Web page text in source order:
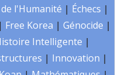
l'Humanité | Échecs |
| Free Korea | Génocide |
Intelligente |
| Innovation |